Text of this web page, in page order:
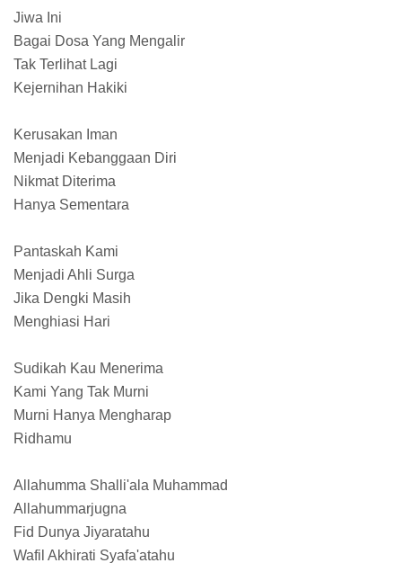
Jiwa Ini
Bagai Dosa Yang Mengalir
Tak Terlihat Lagi
Kejernihan Hakiki
Kerusakan Iman
Menjadi Kebanggaan Diri
Nikmat Diterima
Hanya Sementara
Pantaskah Kami
Menjadi Ahli Surga
Jika Dengki Masih
Menghiasi Hari
Sudikah Kau Menerima
Kami Yang Tak Murni
Murni Hanya Mengharap
Ridhamu
Allahumma Shalli'ala Muhammad
Allahummarjugna
Fid Dunya Jiyaratahu
Wafil Akhirati Syafa'atahu